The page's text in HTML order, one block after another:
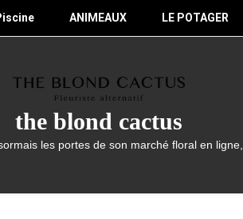
ANIMEAUX LE POTAGER
the blond cactus
les portes de son marché floral en